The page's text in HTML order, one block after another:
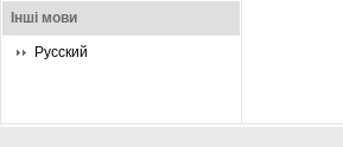
Інші мови
Русский